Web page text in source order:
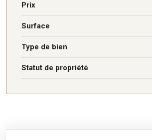
Prix
Surface
Type de bien
Statut de propriété